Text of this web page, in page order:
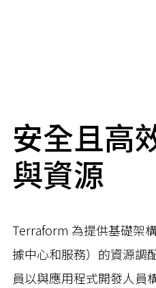
安全且高
與資源
Terraform 為提供基礎架
據中心和服務）的資源
員以與應用程式開發人員